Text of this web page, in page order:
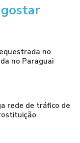
no
no Paraguai
rede de tráfico de